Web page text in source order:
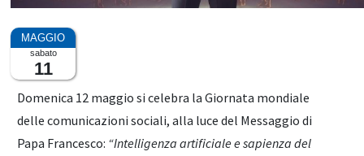
sabato
11
Domenica 12 maggio si celebra la Giornata mondiale
delle comunicazioni sociali, alla luce del Messaggio di
Papa Francesco: “Intelligenza artificiale e sapienza del